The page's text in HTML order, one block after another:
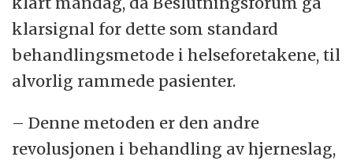
Hjerneslag er også årsaken til, eller en viktig
medvirkende årsak til, omlag halvparten av
alle demenstilfellene.
Høyt blodtrykk, høyt kolesterol,
hjerteflimmer, røyking og diabetes er viktige
det seg som nedsatt kraft i arm/bein på den
ene siden av kroppen, talevansker
(problemer med å snakke eller forstå enkle
ord/setninger) eller som ansiktsskjevhet.
Andre symptomer på hjerneslag kan være
nummenhet i en kroppshalvdel,
klarsignal for dette som standard
behandlingsmetode i helseforetakene, til
alvorlig rammede pasienter.
– Denne metoden er den andre
revolusjonen i behandling av hjerneslag,